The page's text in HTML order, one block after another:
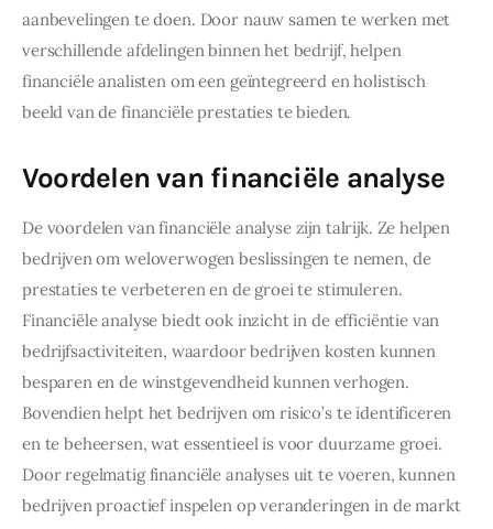
aanbevelingen te doen. Door nauw samen te werken met
verschillende afdelingen binnen het bedrijf, helpen
financiële analisten om een geïntegreerd en holistisch
beeld van de financiële prestaties te bieden.
Voordelen van financiële analyse
De voordelen van financiële analyse zijn talrijk. Ze helpen
bedrijven om weloverwogen beslissingen te nemen, de
prestaties te verbeteren en de groei te stimuleren.
Financiële analyse biedt ook inzicht in de efficiëntie van
bedrijfsactiviteiten, waardoor bedrijven kosten kunnen
besparen en de winstgevendheid kunnen verhogen.
Bovendien helpt het bedrijven om risico’s te identificeren
en te beheersen, wat essentieel is voor duurzame groei.
Door regelmatig financiële analyses uit te voeren, kunnen
bedrijven proactief inspelen op veranderingen in de markt